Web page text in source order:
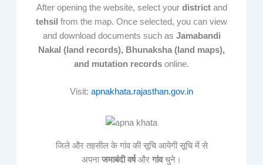
After opening the website, select your districtand
tehsil from the map. Once selected, you can view
and download documents such as Jamabandi
Nakal (land records), Bhunaksha (land maps),
and mutation records online.
Visit: apnakhata.rajasthan.gov.in
जिले और तहसील के गांव की सूचि आयेगी सूचि में से
अपनाजमाबंदी वर्षऔर गांवचुने।